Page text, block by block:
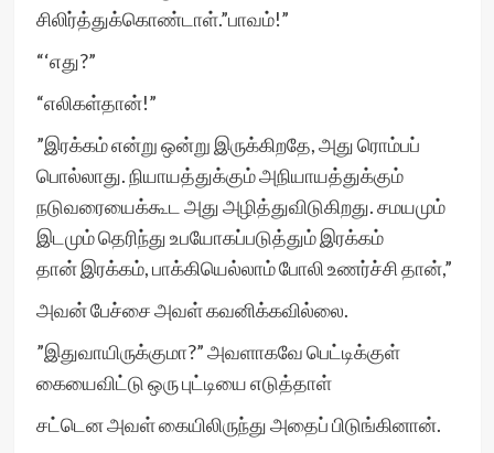
சிலிர்த்துக்கொண்டாள்.”பாவம்!”
“‘எது?”
“எலிகள்தான்!”
”இரக்கம் என்று ஒன்று இருக்கிறதே, அது ரொம்பப்
பொல்லாது. நியாயத்துக்கும் அநியாயத்துக்கும்
நடுவரையைக்கூட அது அழித்துவிடுகிறது. சமயமும்
இடமும் தெரிந்து உபயோகப்படுத்தும் இரக்கம்
தான் இரக்கம், பாக்கியெல்லாம் போலி உணர்ச்சி தான்,”
அவன் பேச்சை அவள் கவனிக்கவில்லை.
”இதுவாயிருக்குமா?” அவளாகவே பெட்டிக்குள்
கையைவிட்டு ஒரு புட்டியை எடுத்தாள்
சட்டென அவள் கையிலிருந்து அதைப் பிடுங்கினான்.